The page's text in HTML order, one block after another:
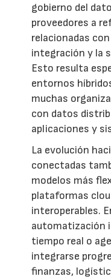
gobierno del
proveedores a
relacionadas
integración y la
Esto resulta
entornos
muchas
con datos
aplicaciones y
La evolución
conectadas
modelos más
plataformas
interoperables.
automatización
tiempo real o
integrarse
finanzas,